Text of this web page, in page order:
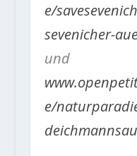
e/
sevenicher-
und
e/